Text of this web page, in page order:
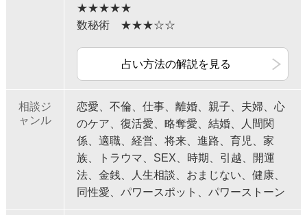
★★★★★
数秘術 ★★★☆☆
占い方法の解説を見る
相談ジ
ャンル
恋愛、不倫、仕事、離婚、親子、夫婦、心
のケア、復活愛、略奪愛、結婚、人間関
係、適職、経営、将来、進路、育児、家
族、トラウマ、SEX、時期、引越、開運
法、金銭、人生相談、おまじない、健康、
同性愛、パワースポット、パワーストーン